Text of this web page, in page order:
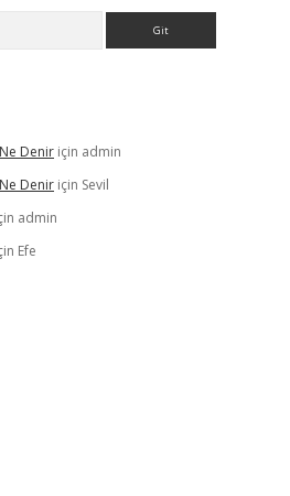
Denir için admin
Denir için Sevil
admin
Efe